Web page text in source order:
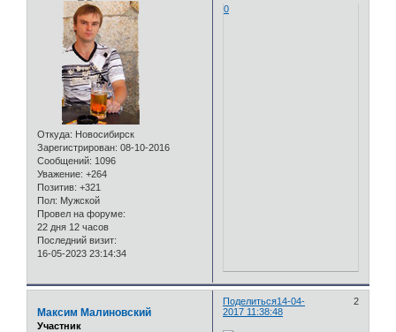
Откуда: Новосибирск
Зарегистрирован: 08-10-2016
Сообщений: 1096
Уважение: +264
Позитив: +321
Пол: Мужской
Провел на форуме:
22 дня 12 часов
Последний визит:
16-05-2023 23:14:34
0
Поделиться 2
14-04-
2017 11:38:48
Максим Малиновский
Участник